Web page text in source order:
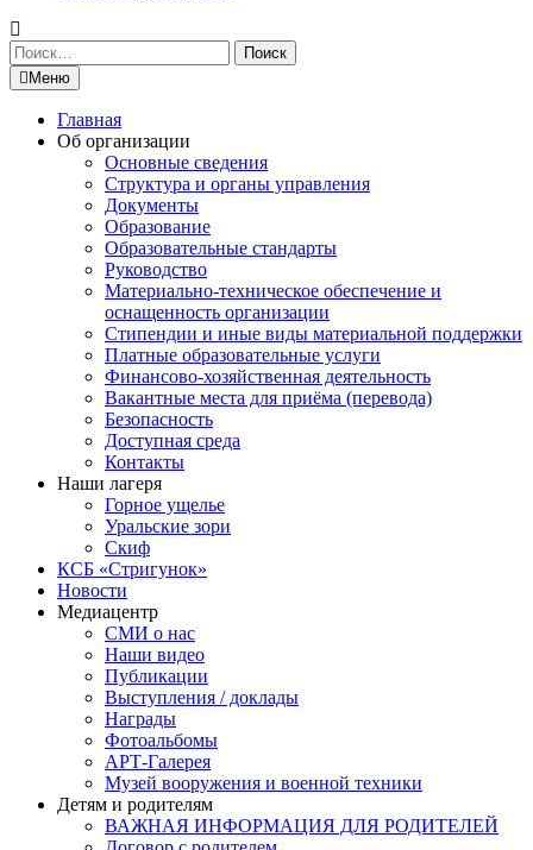
Найти:
Меню
Главная
Об организации
Основные сведения
Структура и органы управления
Документы
Образование
Образовательные стандарты
Руководство
Материально-техническое обеспечение и
оснащенность организации
Стипендии и иные виды материальной поддержки
Платные образовательные услуги
Финансово-хозяйственная деятельность
Вакантные места для приёма (перевода)
Безопасность
Доступная среда
Контакты
Наши лагеря
Горное ущелье
Уральские зори
Скиф
КСБ «Стригунок»
Новости
Медиацентр
СМИ о нас
Наши видео
Публикации
Выступления / доклады
Награды
Фотоальбомы
АРТ-Галерея
Музей вооружения и военной техники
Детям и родителям
ВАЖНАЯ ИНФОРМАЦИЯ ДЛЯ РОДИТЕЛЕЙ